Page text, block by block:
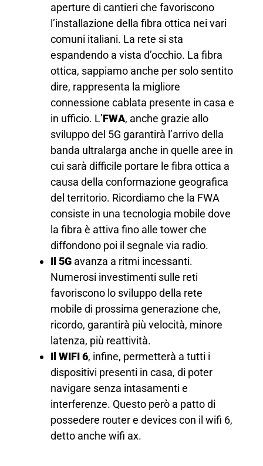
aperture di cantieri che favoriscono
l’installazione della fibra ottica nei vari
comuni italiani. La rete si sta
espandendo a vista d’occhio. La fibra
ottica, sappiamo anche per solo sentito
dire, rappresenta la migliore
connessione cablata presente in casa e
in ufficio. L’FWA, anche grazie allo
sviluppo del 5G garantirà l’arrivo della
banda ultralarga anche in quelle aree in
cui sarà difficile portare le fibra ottica a
causa della conformazione geografica
del territorio. Ricordiamo che la FWA
consiste in una tecnologia mobile dove
la fibra è attiva fino alle tower che
diffondono poi il segnale via radio.
Il 5Gavanza a ritmi incessanti.
Numerosi investimenti sulle reti
favoriscono lo sviluppo della rete
mobile di prossima generazione che,
ricordo, garantirà più velocità, minore
latenza, più reattività.
Il WIFI 6, infine, permetterà a tutti i
dispositivi presenti in casa, di poter
navigare senza intasamenti e
interferenze. Questo però a patto di
possedere router e devices con il wifi 6,
detto anche wifi ax.